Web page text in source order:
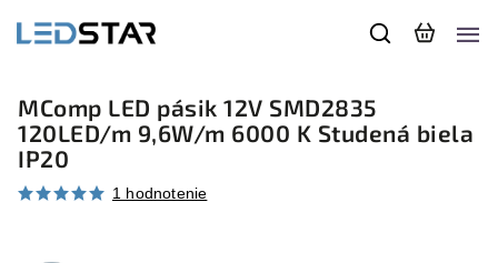
MComp LED pásik 12V SMD2835
120LED/m 9,6W/m 6000 K Studená biela
IP20
1 hodnotenie